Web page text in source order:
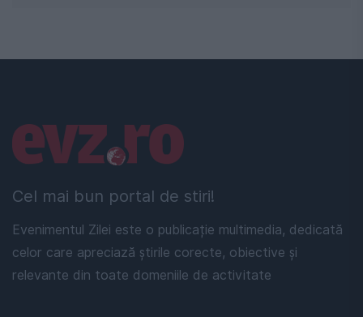
Cel mai bun portal de stiri!
Evenimentul Zilei este o publicație multimedia, dedicată
celor care apreciază știrile corecte, obiective și
relevante din toate domeniile de activitate
Linkuri utile